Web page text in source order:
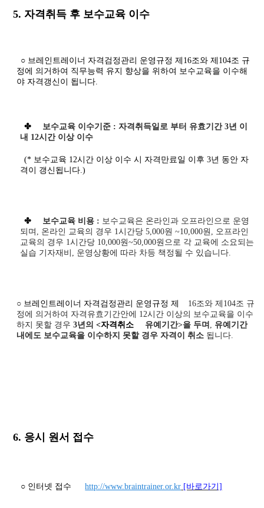
5. 자격취득 후 보수교육 이수
○ 브레인트레이너 자격검정관리 운영규정 제16조와 제104조 규
정에 의거하여 직무능력 유지 향상을 위하여 보수교육을 이수해
야 자격갱신이 됩니다.
✤
보수교육 이수기준 : 자격취득일로 부터 유효기간 3년 이
내 12시간 이상 이수
(* 보수교육 12시간 이상 이수 시 자격만료일 이후 3년 동안 자
격이 갱신됩니다.)
✤ 보수교육 비용 : 보수교육은 온라인과 오프라인으로 운영
되며, 온라인 교육의 경우 1시간당 5,000원 ~10,000원, 오프라인
교육의 경우 1시간당 10,000원~50,000원으로 각 교육에 소요되는
실습 기자재비, 운영상황에 따라 차등 책정될 수 있습니다.
○ 브레인트레이너 자격검정관리 운영규정 제 16조와 제 104조 규
정에 의거하여 자격유효기간안에 12시간 이상의 보수교육을 이수
하지 못할 경우3년의<자격취소 유예기간>을 두며 , 유예기간
내에도 보수교육을 이수하지 못할 경우 자격이 취소 됩니다.
6. 응시 원서 접수
○ 인터넷 접수 http://www.braintrainer.or.kr [바로가기]